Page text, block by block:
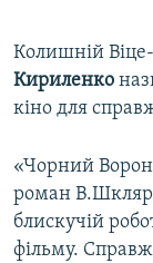
Колишній
Кириленко
кіно для
«Чорний
роман
блискучій
фільму.